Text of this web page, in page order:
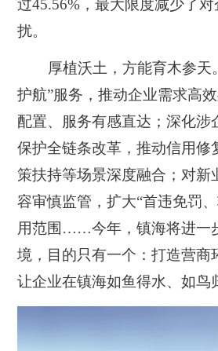
过45.56%，最大限度减少了
扰。
厚植沃土，方能育木参天
护航”服务，推动企业需求高
配置、服务有感直达；深化涉
保护全链条改革，推动信用修
策扶持等场景深度融合；对新
容审慎监管，扩大“首违免罚
用范围……今年，镇海将进一
境，目的只有一个：打造营商
让企业在镇海如鱼得水、如鸟